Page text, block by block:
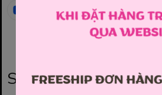
Sản phẩm liên quan